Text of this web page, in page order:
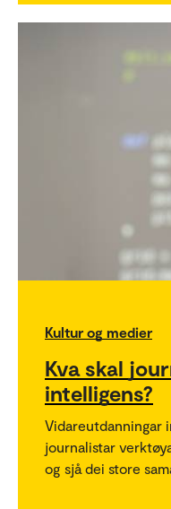
Kultur og medier
Kva skal
intelligens?
Vidareutdanningar
journalistar
og sjå dei store